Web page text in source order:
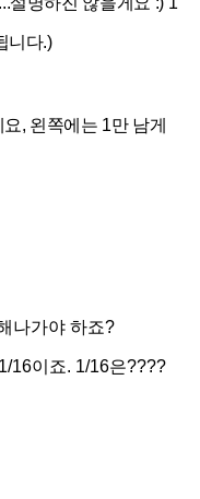
니다.)
, 왼쪽에는 1만 남게
나가야 하죠?
16이죠. 1/16은????